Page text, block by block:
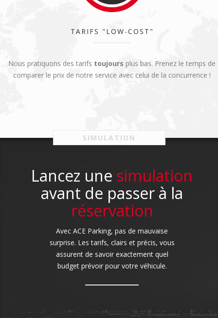
TARIFS "LOW-COST"
Nous pratiquons des tarifs toujours plus bas. Prenez le temps de
comparer le prix de notre service avec celui de la concurrence !
SIMULATION
Lancez une simulation
avant de passer à la
réservation
Avec ACE Parking, pas de mauvaise
surprise. Les tarifs, clairs et précis, vous
assurent de savoir exactement quel
budget prévoir pour votre véhicule.